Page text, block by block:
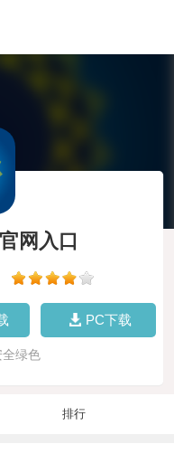
网入口
PC下载
绿色
排行